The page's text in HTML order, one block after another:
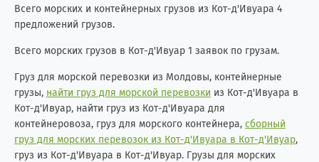
Всего морских и контейнерных грузов из Кот-д'Ивуара 4
предложений грузов.
Всего морских грузов в Кот-д'Ивуар 1 заявок по грузам.
Груз для морской перевозки из Молдовы, контейнерные
грузы, найти груз для морской перевозки из Кот-д'Ивуара в
Кот-д'Ивуар, найти груз из Кот-д'Ивуара для
контейнеровоза, груз для морского контейнера, сборный
груз для морских перевозок из Кот-д'Ивуара в Кот-д'Ивуар,
груз из Кот-д'Ивуара в Кот-д'Ивуар. Грузы для морских